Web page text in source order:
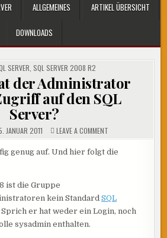
ALLGEMEINES ARTIKEL ÜBERSICHT
DOWNLOADS
SERVER SQL SERVER 2008 R2
der Administrator
auf den SQL
Server?
JANUAR 2011 LEAVE A COMMENTON
DER
SQL
SERVER?
genug auf. Und hier folgt die
ist die Gruppe
kein StandardSQL
er hat weder ein Login, noch
sysadmin enthalten.